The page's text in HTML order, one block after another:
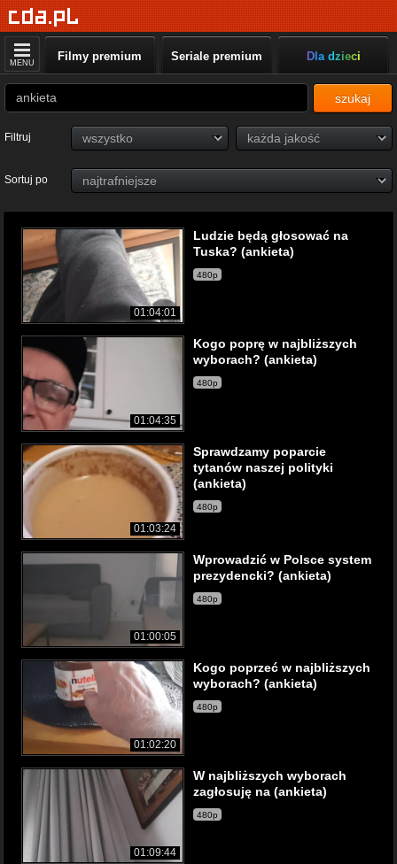
MENU Filmy premium Seriale premium Dla dzieci
szukaj
Filtruj
Sortuj po
01:04:01
Ludzie będą głosować na
Tuska? (ankieta)
480p
01:04:35
Kogo poprę w najbliższych
wyborach? (ankieta)
480p
01:03:24
Sprawdzamy poparcie
tytanów naszej polityki
(ankieta)
480p
01:00:05
Wprowadzić w Polsce system
prezydencki? (ankieta)
480p
01:02:20
Kogo poprzeć w najbliższych
wyborach? (ankieta)
480p
01:09:44
W najbliższych wyborach
zagłosuję na (ankieta)
480p